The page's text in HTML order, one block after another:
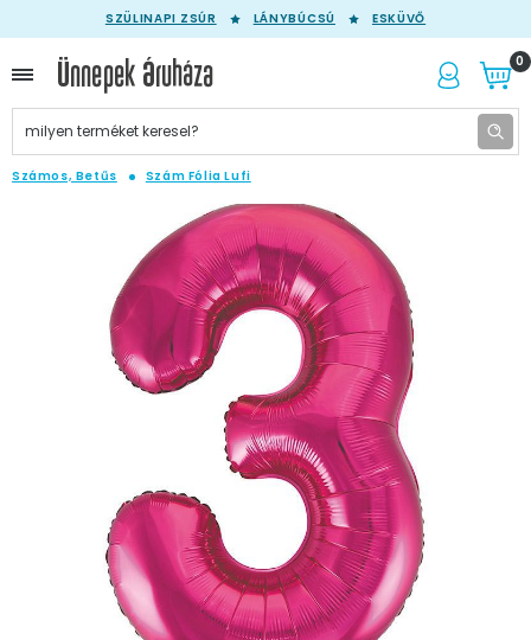
SZÜLINAPI ZSÚR LÁNYBÚCSÚ ESKÜVŐ
0
Számos, Betűs Szám Fólia Lufi